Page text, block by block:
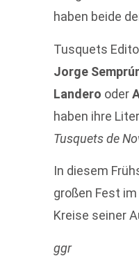
haben beide
Tusquets
Jorge
Landero oder
haben ihre
Tusquets de
In diesem
großen Fest
Kreise seiner
ggr